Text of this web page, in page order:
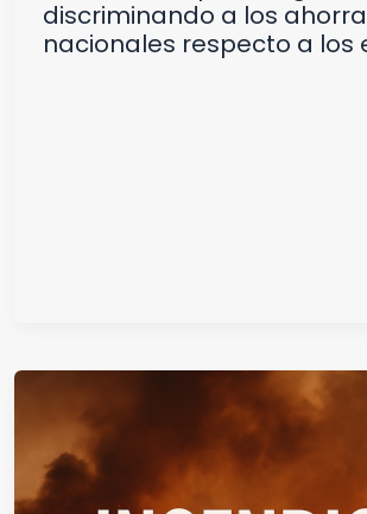
discriminando a los
nacionales respecto a los